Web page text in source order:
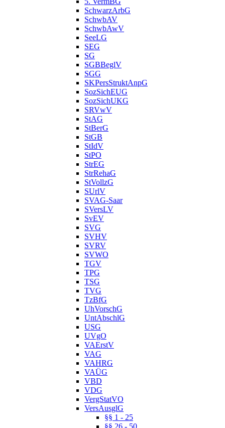
SchwarzArbG
SchwbAV
SchwbAwV
SeeLG
SEG
SG
SGBBeglV
SGG
SKPersStruktAnpG
SozSichEUG
SozSichUKG
SRVwV
StAG
StBerG
StGB
StIdV
StPO
StrEG
StrRehaG
StVollzG
SUrlV
SVAG-Saar
SVersLV
SvEV
SVG
SVHV
SVRV
SVWO
TGV
TPG
TSG
TVG
TzBfG
UhVorschG
UntAbschlG
USG
UVgO
VAErstV
VAG
VAHRG
VAÜG
VBD
VDG
VergStatVO
VersAusglG
§§ 1 - 25
§§ 26 - 50